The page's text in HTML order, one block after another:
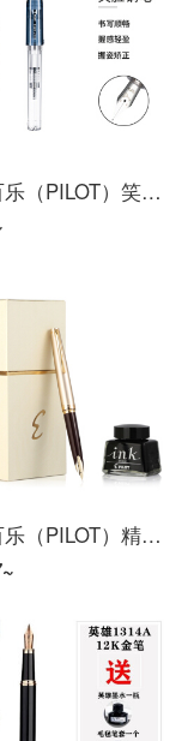
日本百乐（PILOT）笑脸钢笔学生练字笔 入门级书法笔（含旋转上墨器/清洗胆）FKA-150R 透明黑 EF尖 限量版
日本百乐（PILOT）精英钢笔礼盒套装 Elite95s复刻限量款14K金口袋笔 商务办公练字笔 FES-1000 红色 F尖